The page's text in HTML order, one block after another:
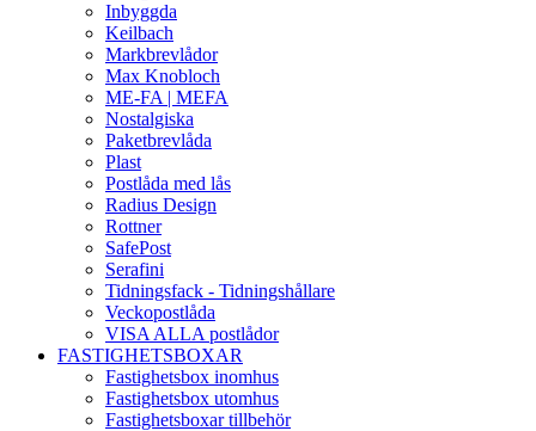
Inbyggda
Keilbach
Markbrevlådor
Max Knobloch
ME-FA | MEFA
Nostalgiska
Paketbrevlåda
Plast
Postlåda med lås
Radius Design
Rottner
SafePost
Serafini
Tidningsfack - Tidningshållare
Veckopostlåda
VISA ALLA postlådor
FASTIGHETSBOXAR
Fastighetsbox inomhus
Fastighetsbox utomhus
Fastighetsboxar tillbehör